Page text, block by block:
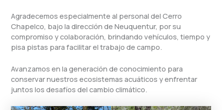
Agradecemos especialmente al personal del Cerro
Chapelco, bajo la dirección de Neuquentur, por su
compromiso y colaboración, brindando vehículos, tiempo y
pisa pistas para facilitar el trabajo de campo.
Avanzamos en la generación de conocimiento para
conservar nuestros ecosistemas acuáticos y enfrentar
juntos los desafíos del cambio climático.